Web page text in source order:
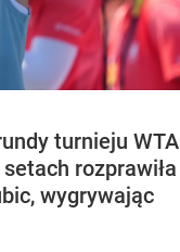
turnieju WTA
rozprawiła
wygrywając